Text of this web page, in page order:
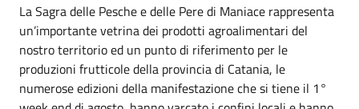
La Sagra delle Pesche e delle Pere di Maniace rappresenta
un’importante vetrina dei prodotti agroalimentari del
nostro territorio ed un punto di riferimento per le
produzioni frutticole della provincia di Catania, le
numerose edizioni della manifestazione che si tiene il 1°